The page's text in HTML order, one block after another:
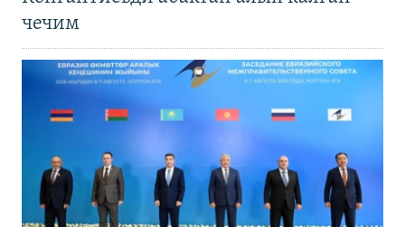
чечим